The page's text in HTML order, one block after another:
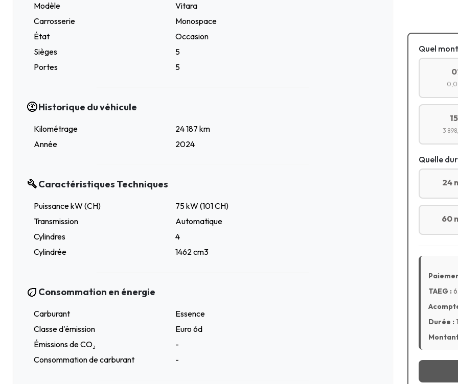
Modèle
Vitara
Carrosserie
Monospace
État
Occasion
Sièges
5
Portes
5
Historique du véhicule
Kilométrage
24 187 km
Année
2024
Caractéristiques Techniques
Puissance kW (CH)
75 kW (101 CH)
Transmission
Automatique
Cylindres
4
Cylindrée
1462 cm3
Consommation en énergie
Carburant
Essence
Classe d'émission
Euro 6d
Émissions de CO₂
-
Consommation de carburant
-
Quel
3
Quelle
24
60
TAEG :
Durée :